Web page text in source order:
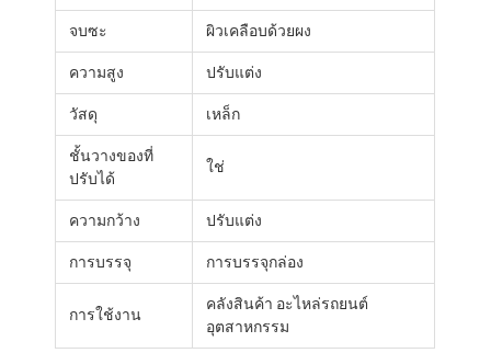
จบซะ ผิวเคลือบด้วยผง
ความสูง ปรับแต่ง
วัสดุ เหล็ก
ชั้นวางของที่
ปรับได้
ใช่
ความกว้าง ปรับแต่ง
การบรรจุ การบรรจุกล่อง
การใช้งาน
คลังสินค้า อะไหล่รถยนต์
อุตสาหกรรม